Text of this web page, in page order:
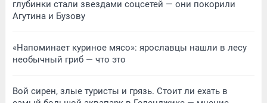
глубинки стали звездами соцсетей — они покорили
Агутина и Бузову
«Напоминает куриное мясо»: ярославцы нашли в лесу
необычный гриб — что это
Вой сирен, злые туристы и грязь. Стоит ли ехать в